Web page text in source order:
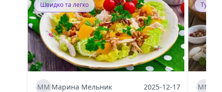
Швидко та легко
ММ Марина Мельник 2025-12-17 ММ